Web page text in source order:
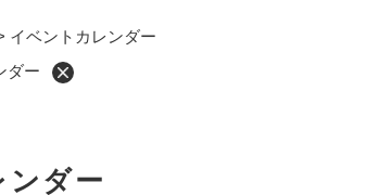
イベントカレンダー
ダー
ダー